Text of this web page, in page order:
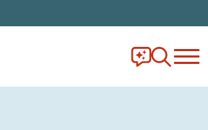
Frag Ella!
Zur